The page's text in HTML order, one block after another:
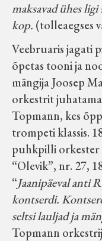
maksavad ühes
kop. (tolleaegses
Veebruaris jagati
õpetas tooni ja
mängija Joosep
orkestrit
Topmann, kes
trompeti klassis.
puhkpilli orkester
“Olevik”, nr. 27,
“Jaanipäeval anti
kontserdi.
seltsi lauljad ja
Topmann